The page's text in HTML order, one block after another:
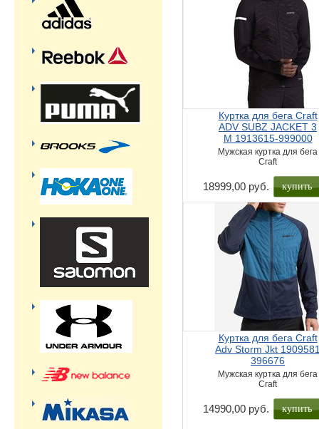
Куртка для бега Craft
ADV SUBZ JACKET 3
M 1913615-999000
Мужская куртка для бега
Craft
18999,00 руб. купить
Куртка для бега Craft
Adv Storm Jkt
396676
Мужская куртка для бега
Craft
14990,00 руб. купить